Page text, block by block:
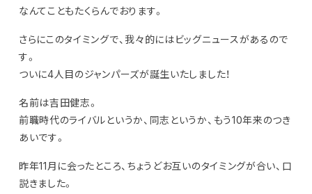
なんてこともたくらんでおります。
さらにこのタイミングで、我々的にはビッグニュースがあるので
す。
ついに4人目のジャンパーズが誕生いたしました！
名前は吉田健志。
前職時代のライバルというか、同志というか、もう10年来のつき
あいです。
昨年11月に会ったところ、ちょうどお互いのタイミングが合い、口
説きました。